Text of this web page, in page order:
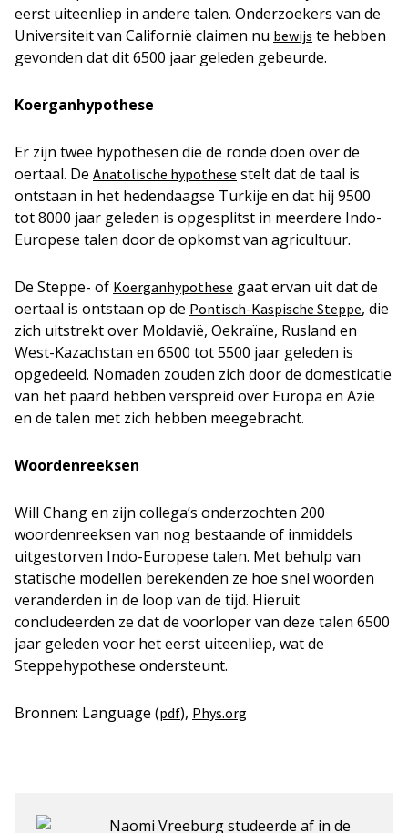
eerst uiteenliep in andere talen. Onderzoekers van de
Universiteit van Californië claimen nu bewijs te hebben
gevonden dat dit 6500 jaar geleden gebeurde.
Koerganhypothese
Er zijn twee hypothesen die de ronde doen over de
oertaal. De Anatolische hypothese stelt dat de taal is
ontstaan in het hedendaagse Turkije en dat hij 9500
tot 8000 jaar geleden is opgesplitst in meerdere Indo-
Europese talen door de opkomst van agricultuur.
De Steppe- of Koerganhypothese gaat ervan uit dat de
oertaal is ontstaan op de Pontisch-Kaspische Steppe, die
zich uitstrekt over Moldavië, Oekraïne, Rusland en
West-Kazachstan en 6500 tot 5500 jaar geleden is
opgedeeld. Nomaden zouden zich door de domesticatie
van het paard hebben verspreid over Europa en Azië
en de talen met zich hebben meegebracht.
Woordenreeksen
Will Chang en zijn collega’s onderzochten 200
woordenreeksen van nog bestaande of inmiddels
uitgestorven Indo-Europese talen. Met behulp van
statische modellen berekenden ze hoe snel woorden
veranderden in de loop van de tijd. Hieruit
concludeerden ze dat de voorloper van deze talen 6500
jaar geleden voor het eerst uiteenliep, wat de
Steppehypothese ondersteunt.
Bronnen: Language (pdf), Phys.org
Naomi Vreeburg studeerde af in de